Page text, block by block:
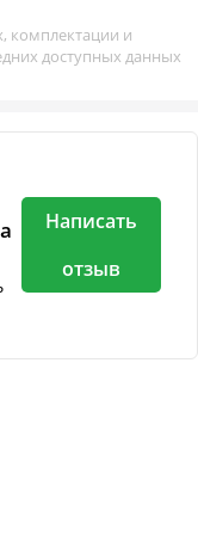
комплектации и
доступных данных
Написать
отзыв